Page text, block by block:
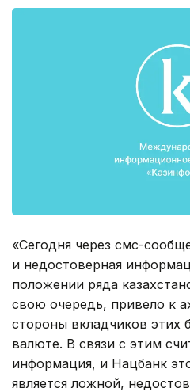
«Сегодня через смс-
и недостоверная
положении ряда
свою очередь, привело к
стороны вкладчиков этих
валюте. В связи с этим
информация, и Нацбанк
является ложной,